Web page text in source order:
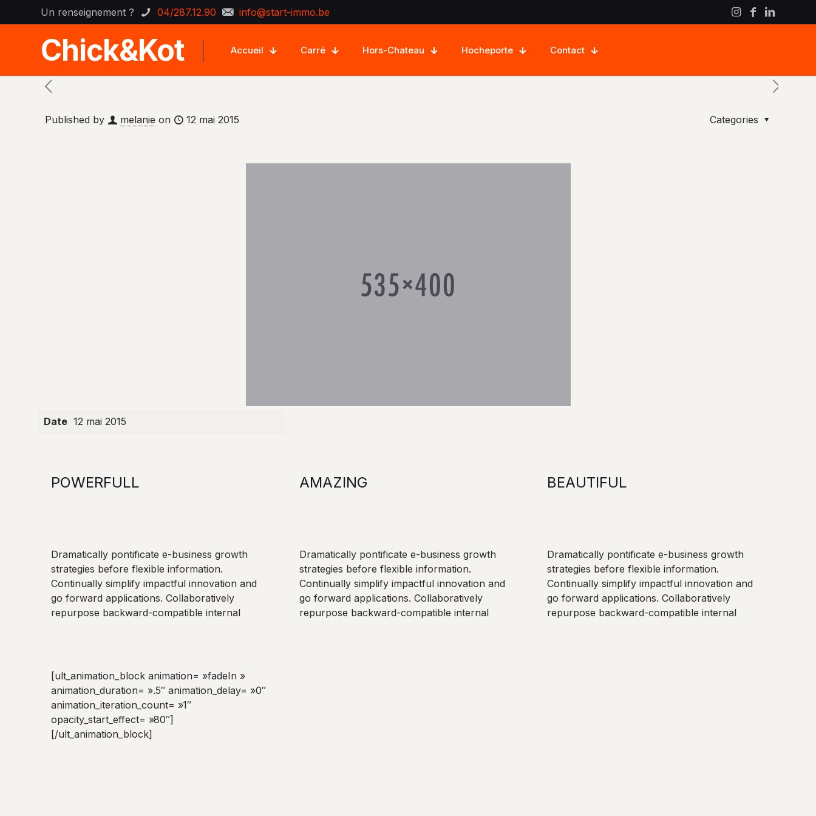
Un renseignement ? 04/287.12.90 info@start-immo.be
Chick&Kot Accueil Carré Hors-Chateau Hocheporte Contact
Published by melanie on 12 mai 2015 Categories
Date 12 mai 2015
POWERFULL
Dramatically pontificate e-business growth
strategies before flexible information.
Continually simplify impactful innovation and
go forward applications. Collaboratively
repurpose backward-compatible internal
[ult_animation_block animation= »fadeIn »
animation_duration= ».5″ animation_delay= »0″
animation_iteration_count= »1″
opacity_start_effect= »80″]
[/ult_animation_block]
AMAZING
Dramatically pontificate e-business growth
strategies before flexible information.
Continually simplify impactful innovation and
go forward applications. Collaboratively
repurpose backward-compatible internal
BEAUTIFUL
Dramatically pontificate e-business growth
strategies before flexible information.
Continually simplify impactful innovation and
go forward applications. Collaboratively
repurpose backward-compatible internal